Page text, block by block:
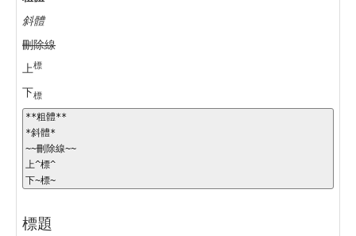
斜體
刪除線
上標
下標
**粗體**
*斜體*
~~刪除線~~
上^標^
下~標~
標題